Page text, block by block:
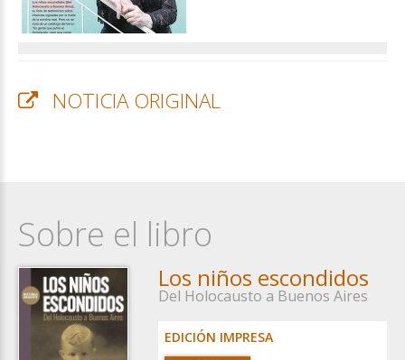
NOTICIA ORIGINAL
Sobre el libro
Los niños escondidos
Del Holocausto a Buenos Aires
EDICIÓN IMPRESA